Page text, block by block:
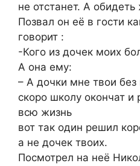
не отстанет. А
Позвал он её в гости
говорит :
-Кого из дочек моих
А она ему:
– А дочки мне твои без
скоро школу окончат и
всю жизнь
вот так один решил
а не дочек твоих.
Посмотрел на неё